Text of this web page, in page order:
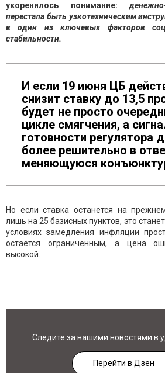
укоренилось понимание:
перестала быть узкотехническим
в один из ключевых факторов
стабильности.
И если 19 июня ЦБ
снизит ставку до 13,5
будет не просто
цикле смягчения, а
готовности регулятора
более решительно в
меняющуюся
Но если ставка останется на
лишь на 25 базисных пунктов, это
условиях замедления инфляции
остаётся ограниченным, а цена
высокой.
Следите за нашими новостями в
Перейти в Дзен